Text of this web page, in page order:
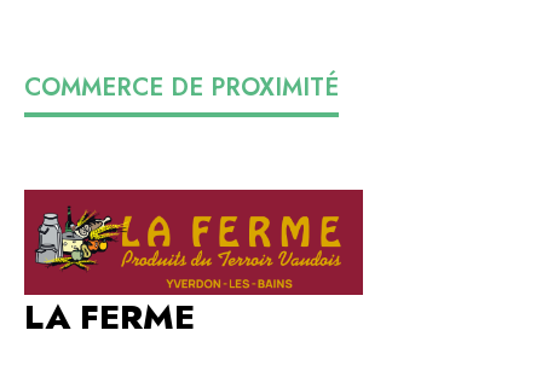
COMMERCE DE PROXIMITÉ
LA FERME